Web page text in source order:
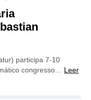
participa 7-10
congresso… Leer